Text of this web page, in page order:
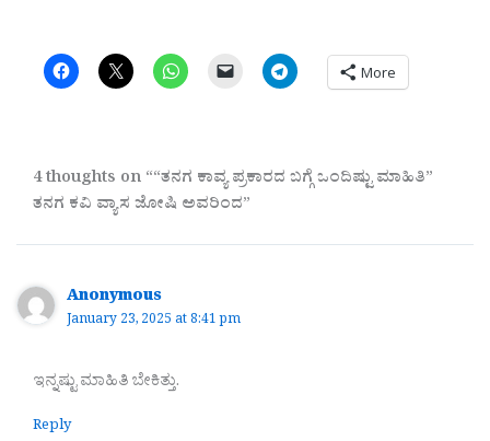
More
4 thoughts on ““ತನಗ ಕಾವ್ಯ ಪ್ರಕಾರದ ಬಗ್ಗೆ ಒಂದಿಷ್ಟು ಮಾಹಿತಿ”
ತನಗ ಕವಿ ವ್ಯಾಸ ಜೋಷಿ ಅವರಿಂದ”
Anonymous
January 23, 2025 at 8:41 pm
ಇನ್ನಷ್ಟು ಮಾಹಿತಿ ಬೇಕಿತ್ತು.
Reply